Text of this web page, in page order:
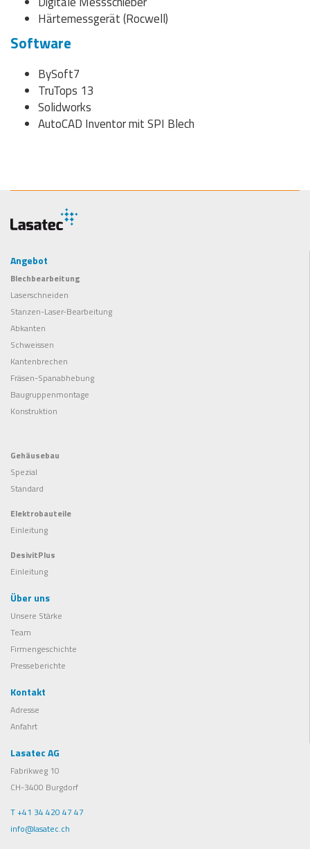
Härtemessgerät (Rocwell)
Software
BySoft7
TruTops 13
Solidworks
AutoCAD Inventor mit SPI Blech
Angebot
Blechbearbeitung
Laserschneiden
Stanzen-Laser-Bearbeitung
Abkanten
Schweissen
Kantenbrechen
Fräsen-Spanabhebung
Baugruppenmontage
Konstruktion
Gehäusebau
Spezial
Standard
Elektrobauteile
Einleitung
DesivitPlus
Einleitung
Über uns
Unsere Stärke
Team
Firmengeschichte
Presseberichte
Kontakt
Adresse
Anfahrt
Lasatec AG
Fabrikweg 10
CH-3400 Burgdorf
T +41 34 420 47 47
info@lasatec.ch